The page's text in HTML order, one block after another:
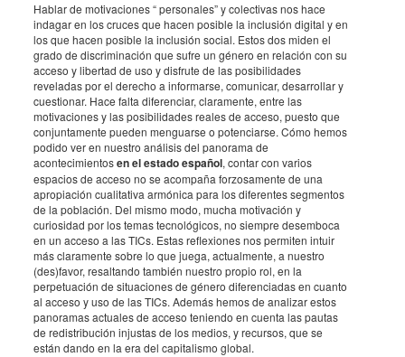
Hablar de motivaciones “ personales” y colectivas nos hace
indagar en los cruces que hacen posible la inclusión digital y en
los que hacen posible la inclusión social. Estos dos miden el
grado de discriminación que sufre un género en relación con su
acceso y libertad de uso y disfrute de las posibilidades
reveladas por el derecho a informarse, comunicar, desarrollar y
cuestionar. Hace falta diferenciar, claramente, entre las
motivaciones y las posibilidades reales de acceso, puesto que
conjuntamente pueden menguarse o potenciarse. Cómo hemos
podido ver en nuestro análisis del panorama de
acontecimientosen el estado español, contar con varios
espacios de acceso no se acompaña forzosamente de una
apropiación cualitativa armónica para los diferentes segmentos
de la población. Del mismo modo, mucha motivación y
curiosidad por los temas tecnológicos, no siempre desemboca
en un acceso a las TICs. Estas reflexiones nos permiten intuir
más claramente sobre lo que juega, actualmente, a nuestro
(des)favor, resaltando también nuestro propio rol, en la
perpetuación de situaciones de género diferenciadas en cuanto
al acceso y uso de las TICs. Además hemos de analizar estos
panoramas actuales de acceso teniendo en cuenta las pautas
de redistribución injustas de los medios, y recursos, que se
están dando en la era del capitalismo global.